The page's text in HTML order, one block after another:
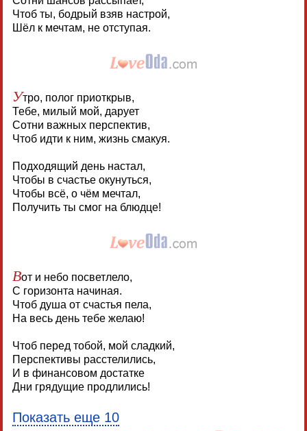
Чтоб ты, бодрый взяв настрой,
Шёл к мечтам, не отступая.
Утро, полог приоткрыв,
Тебе, милый мой, дарует
Сотни важных перспектив,
Чтоб идти к ним, жизнь смакуя.
Подходящий день настал,
Чтобы в счастье окунуться,
Чтобы всё, о чём мечтал,
Получить ты смог на блюдце!
Вот и небо посветлело,
С горизонта начиная.
Чтоб душа от счастья пела,
На весь день тебе желаю!
Чтоб перед тобой, мой сладкий,
Перспективы расстелились,
И в финансовом достатке
Дни грядущие продлились!
Показать еще 10